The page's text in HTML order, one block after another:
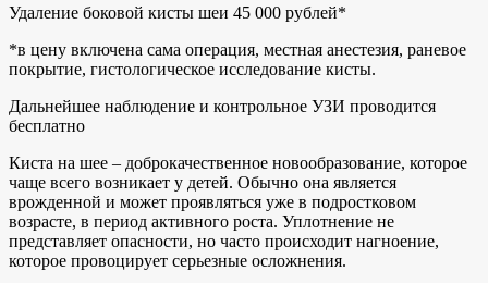
Удаление боковой кисты шеи 45 000 рублей*
*в цену включена сама операция, местная анестезия, раневое
покрытие, гистологическое исследование кисты.
Дальнейшее наблюдение и контрольное УЗИ проводится
бесплатно
Киста на шее – доброкачественное новообразование, которое
чаще всего возникает у детей. Обычно она является
врожденной и может проявляться уже в подростковом
возрасте, в период активного роста. Уплотнение не
представляет опасности, но часто происходит нагноение,
которое провоцирует серьезные осложнения.